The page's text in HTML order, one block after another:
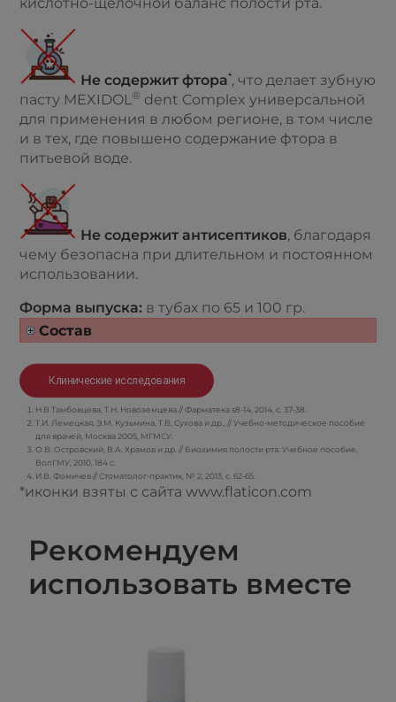
Не содержит фтора4, что делает зубную
пасту MEXIDOL® dent Complex универсальной
для применения в любом регионе, в том числе
и в тех, где повышено содержание фтора в
питьевой воде.
Не содержит антисептиков, благодаря
чему безопасна при длительном и постоянном
использовании.
Форма выпуска: в тубах по 65 и 100 гр.
Состав
Клинические исследования
Н.В Тамбовцева, Т.Н. Новоземцева // Фарматека s8-14, 2014, с. 37-38.
Т.И. Лемецкая, Э.М. Кузьмина, Т.В, Сухова и др., // Учебно-методическое пособие
для врачей, Москва 2005, МГМСУ.
О.В. Островский, В.А. Храмов и др. // Биохимия полости рта: Учебное пособие,
ВолГМУ, 2010, 184 с.
И.В. Фомичев // Стоматолог-практик, № 2, 2013, с. 62-65.
*иконки взяты с сайта www.flaticon.com
Рекомендуем
использовать вместе